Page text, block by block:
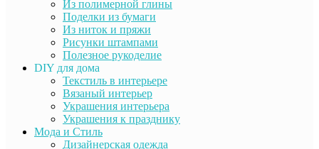
Из полимерной глины
Поделки из бумаги
Из ниток и пряжи
Рисунки штампами
Полезное рукоделие
DIY для дома
Текстиль в интерьере
Вязаный интерьер
Украшения интерьера
Украшения к празднику
Мода и Стиль
Дизайнерская одежда